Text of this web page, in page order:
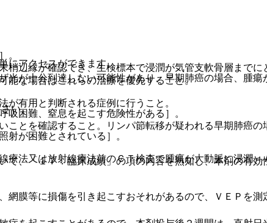
。
が十分到達しない可能性があり、早期肺癌の場合、腫
困難、窒息を起こす危険性がある］。
が困難とされている］。
法又は放射線療法前のＣＴ検査で腫瘍が大動脈に浸潤
辺縁が確認でき、生検標本で浸潤が気管支軟骨層までに
能な場合はこれらの治療を優先すること。
有用と判断される症例に行うこと。
とを確認すること。リンパ節転移が疑われる早期肺癌
、「１７．臨床成績」の項の内容を熟知し、本剤の有
膜等に損傷を引き起こすおそれがあるので、ＶＥＰを測
にアクセスができます。
い。